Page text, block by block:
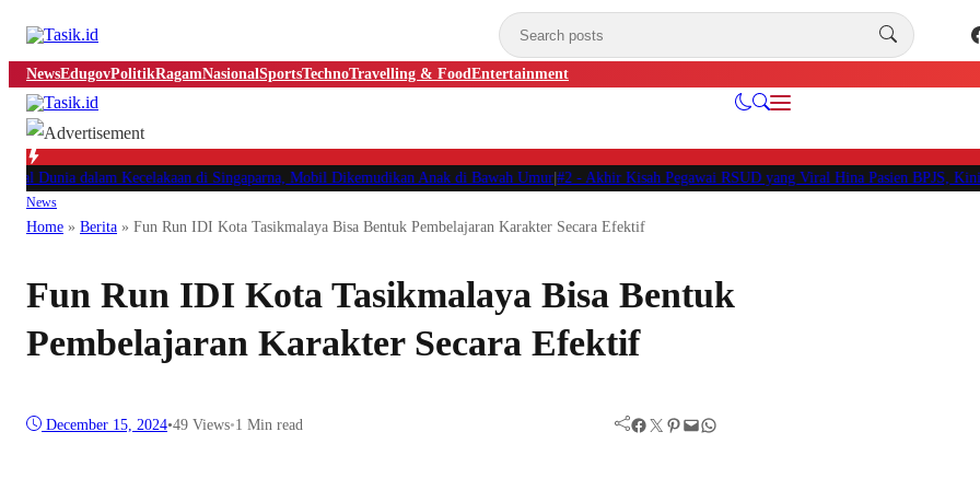
NewsEdugovPolitikRagamNasionalSportsTechnoTravelling & FoodEntertainment
Dunia dalam Kecelakaan di Singaparna, Mobil Dikemudikan Anak di Bawah Umur|#2 -Akhir Kisah Pegawai RSUD yang Viral Hina Pasien BPJS, Kini
News
Home » Berita » Fun Run IDI Kota Tasikmalaya Bisa Bentuk Pembelajaran Karakter Secara Efektif
Fun Run IDI Kota Tasikmalaya Bisa Bentuk
Pembelajaran Karakter Secara Efektif
December 15, 2024•49 Views•1 Min read Facebook Twitter Pinterest Mail WhatsApp